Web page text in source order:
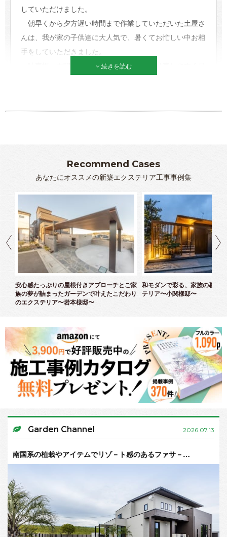
していただけました。
朝早くから夕方遅い時間まで作業していただいた土屋さ
んは、我が家の子供達に大人気で、暑くてお忙しい中お相
手をしていただきました。
駐車場、玄関は、ライトとピンコロ石で駐車しやすく見
だいたり、明るく風も通るしっかりした塀を建てていただ
いて、カーテンをしなくてもいいほどの安心感がありま
す。
ご近所への配慮も、きめ細やかにしていただいて好評価
でした。数年後、またグレードアップのアレンジをお願い
したいです。本当にありがとうございました。
松村
続きを読む
Recommend Cases
あなたにオススメの新築エクステリア工事事例集
安心感たっぷりの屋根付きアプローチとご家
族の夢が詰まったガーデンで叶えたこだわり
のエクステリア〜岩本様邸〜
和モダンで彩る、家族の暮ら
テリア〜小関様邸〜
Garden Channel 2026.07.13
南国系の植栽やアイテムでリゾ－ト感のあるファサ－…